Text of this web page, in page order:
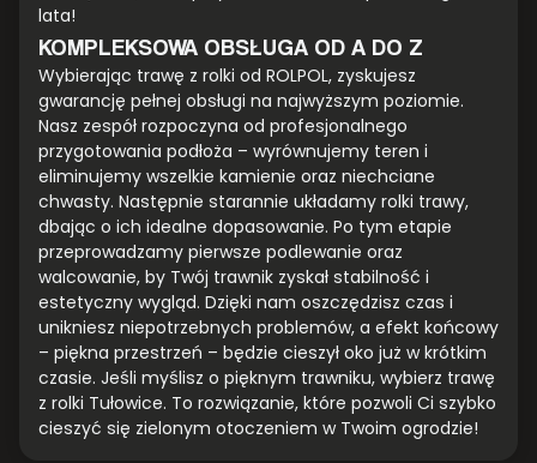
lata!
KOMPLEKSOWA OBSŁUGA OD A DO Z
Wybierając trawę z rolki od ROLPOL, zyskujesz
gwarancję pełnej obsługi na najwyższym poziomie.
Nasz zespół rozpoczyna od profesjonalnego
przygotowania podłoża – wyrównujemy teren i
eliminujemy wszelkie kamienie oraz niechciane
chwasty. Następnie starannie układamy rolki trawy,
dbając o ich idealne dopasowanie. Po tym etapie
przeprowadzamy pierwsze podlewanie oraz
walcowanie, by Twój trawnik zyskał stabilność i
estetyczny wygląd. Dzięki nam oszczędzisz czas i
unikniesz niepotrzebnych problemów, a efekt końcowy
– piękna przestrzeń – będzie cieszył oko już w krótkim
czasie. Jeśli myślisz o pięknym trawniku, wybierz trawę
z rolki Tułowice. To rozwiązanie, które pozwoli Ci szybko
cieszyć się zielonym otoczeniem w Twoim ogrodzie!